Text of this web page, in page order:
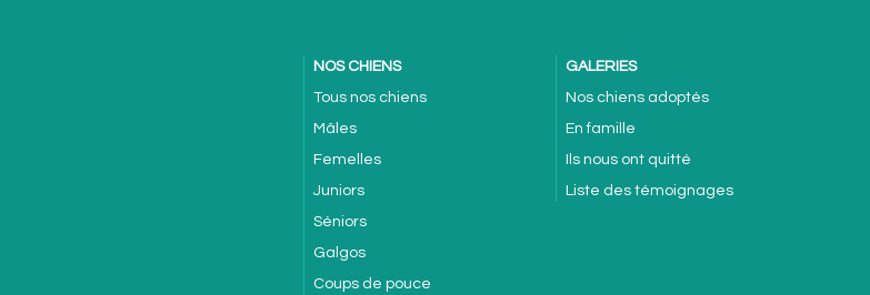
NOS CHIENS
Tous nos chiens
Mâles
Femelles
Juniors
Séniors
Galgos
Coups de pouce
GALERIES
Nos chiens adoptés
En famille
Ils nous ont quitté
Liste des témoignages